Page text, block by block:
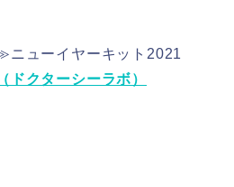
ニューイヤーキット2021
ドクターシーラボ）